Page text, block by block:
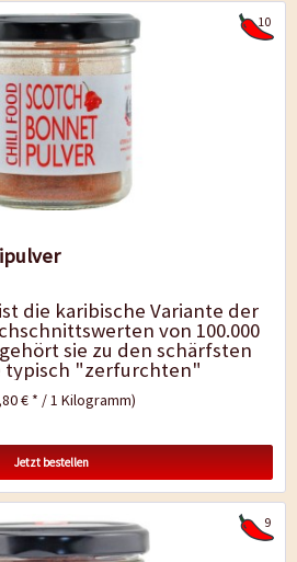
10
die karibische Variante der
von 100.000
sie zu den schärfsten
typisch "zerfurchten"
€ * / 1 Kilogramm)
Jetzt bestellen
9